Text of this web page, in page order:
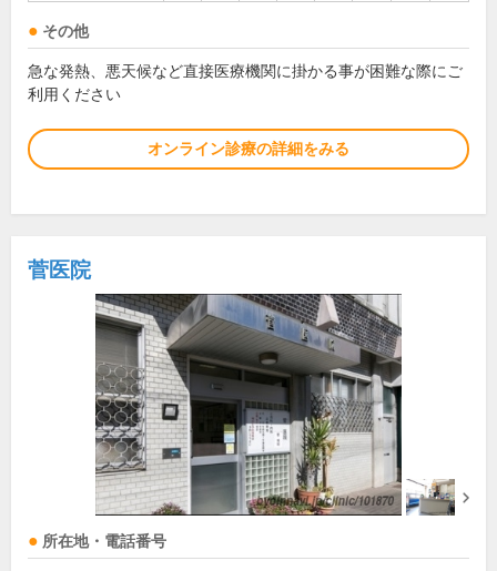
その他
急な発熱、悪天候など直接医療機関に掛かる事が困難な際にご
利用ください
オンライン診療の詳細をみる
菅医院
所在地・電話番号